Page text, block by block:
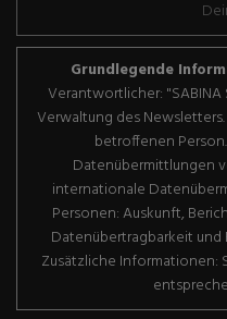
Grundlegende
Verantwortlicher: "SABINA
Verwaltung des
betroffenen
Datenübermittlungen
internationale
Personen: Auskunft,
Datenübertragbarkeit und
Zusätzliche Informationen: